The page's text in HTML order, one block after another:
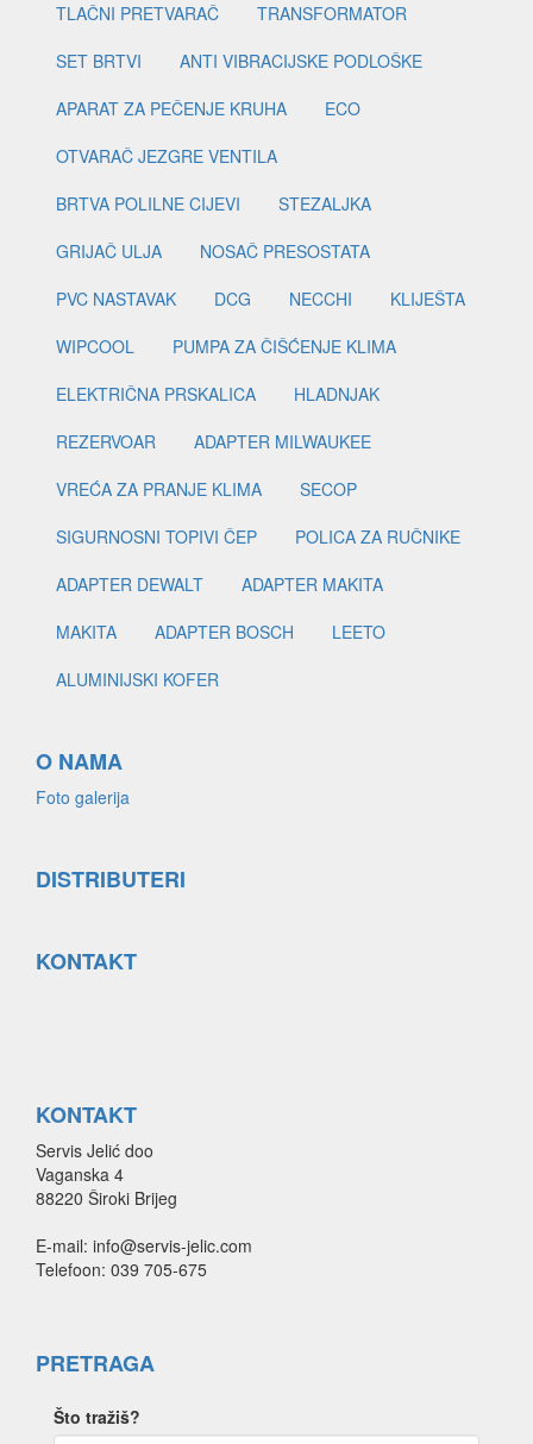
TLAČNI PRETVARAČ
TRANSFORMATOR
SET BRTVI
ANTI VIBRACIJSKE PODLOŠKE
APARAT ZA PEČENJE KRUHA
ECO
OTVARAČ JEZGRE VENTILA
BRTVA POLILNE CIJEVI
STEZALJKA
GRIJAČ ULJA
NOSAČ PRESOSTATA
PVC NASTAVAK
DCG NECCHI
KLIJEŠTA
WIPCOOL
PUMPA ZA ČIŠĆENJE KLIMA
ELEKTRIČNA PRSKALICA
HLADNJAK
REZERVOAR
ADAPTER MILWAUKEE
VREĆA ZA PRANJE KLIMA
SECOP
SIGURNOSNI TOPIVI ČEP
POLICA ZA RUČNIKE
ADAPTER DEWALT
ADAPTER MAKITA
MAKITA
ADAPTER BOSCH
LEETO
ALUMINIJSKI KOFER
O NAMA
Foto galerija
DISTRIBUTERI
KONTAKT
KONTAKT
Servis Jelić doo
Vaganska 4
88220 Široki Brijeg
E-mail: info@servis-jelic.com
Telefoon: 039 705-675
PRETRAGA
Što tražiš?